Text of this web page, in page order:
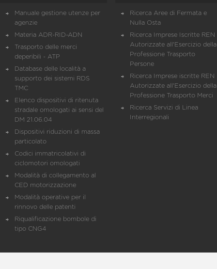
Manuale gestione utenze per
agenzie
Materia ADR-RID-ADN
Trasporto delle merci
deperibili - ATP
Database delle località a
supporto dei sistemi RDS
TMC
Elenco dispositivi di ritenuta
stradale omologati ai sensi del
DM 21.06.04
Dispositivi riduzioni di massa
particolato
Codici immatricolativi di
ciclomotori omologati
Modalità di collegamento al
CED motorizzazione
Modalità operative per il
rinnovo delle patenti
Riqualificazione bombole di
tipo CNG4
Ricerca Aree di Fermata e
Nulla Osta
Ricerca Imprese Iscritte REN
Autorizzate all'Esercizio della
Professione Trasporto
Persone
Ricerca Imprese iscritte REN
Autorizzate all'Esercizio della
Professione Trasporto Merci
Ricerca Servizi di Linea
Interregionali